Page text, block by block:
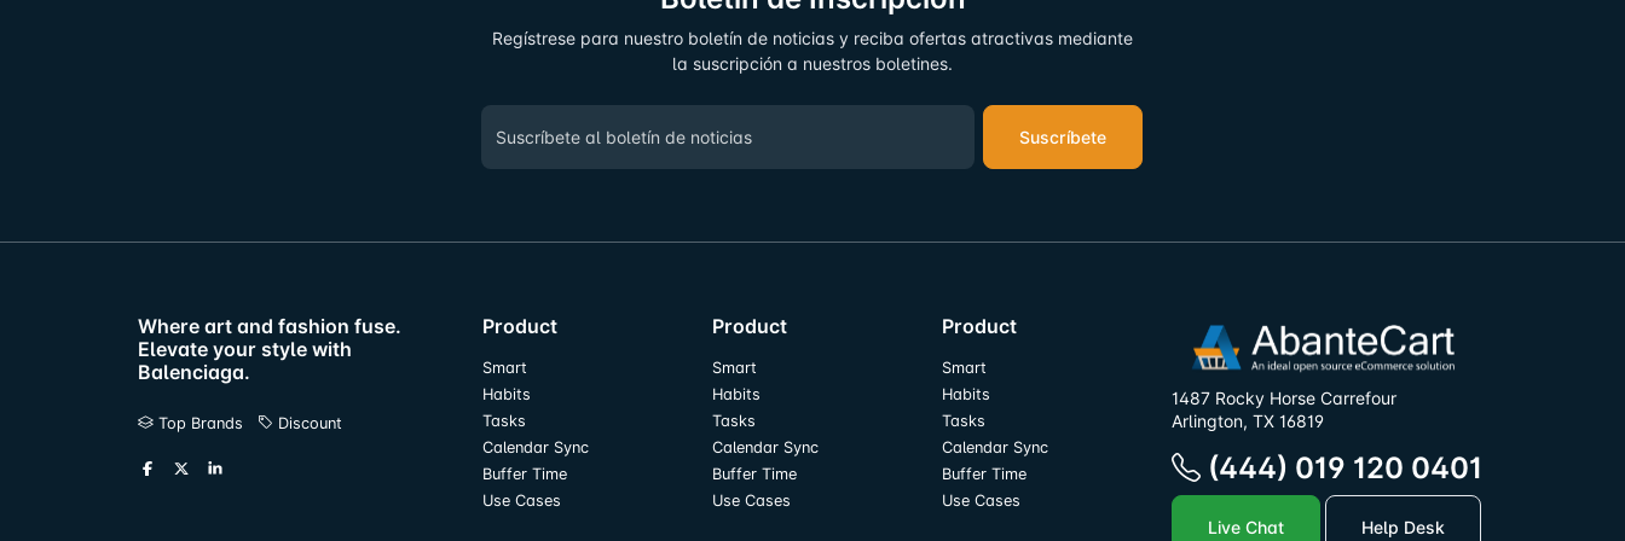
Regístrese para nuestro boletín de noticias y reciba ofertas atractivas mediante
la suscripción a nuestros boletines.
Suscríbete
Where art and fashion fuse.
Elevate your style with
Balenciaga.
Top Brands Discount
Product
Smart
Habits
Tasks
Calendar Sync
Buffer Time
Use Cases
Product
Smart
Habits
Tasks
Calendar Sync
Buffer Time
Use Cases
Product
Smart
Habits
Tasks
Calendar Sync
Buffer Time
Use Cases
1487 Rocky Horse Carrefour
Arlington, TX 16819
(444) 019 120 0401
Live Chat Help Desk